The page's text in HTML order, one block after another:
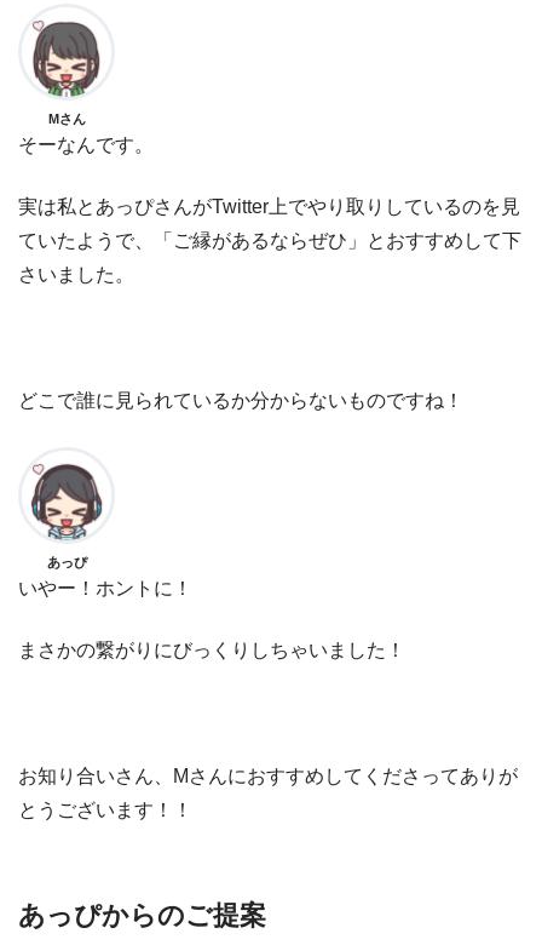
Mさん
そーなんです。
実は私とあっぴさんがTwitter上でやり取りしているのを見
ていたようで、「ご縁があるならぜひ」とおすすめして下
さいました。
どこで誰に見られているか分からないものですね！
あっぴ
いやー！ホントに！
まさかの繋がりにびっくりしちゃいました！
お知り合いさん、Mさんにおすすめしてくださってありが
とうございます！！
あっぴからのご提案